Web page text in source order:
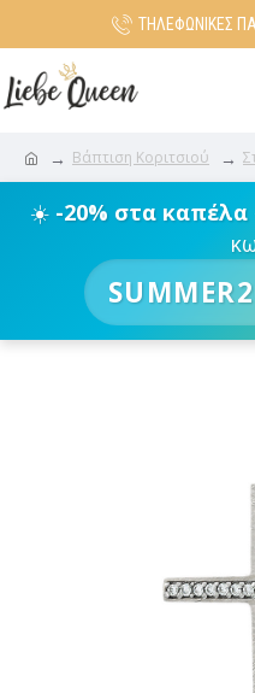
ΤΗΛΕΦΩΝΙΚΕΣ
Βάπτιση Κοριτσιού
☀️ -20% στα καπέλα